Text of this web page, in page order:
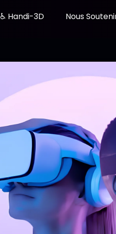
♿ Handi-3D Nous